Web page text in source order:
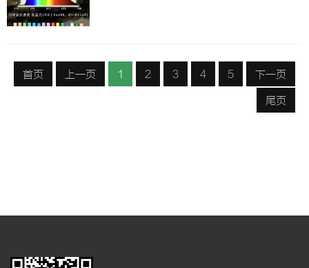
首页 上一页 1 2 3 4 5 下一页
尾页